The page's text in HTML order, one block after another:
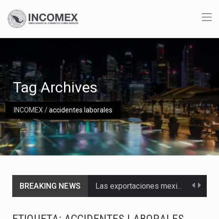
INCOMEX/accidentes laborales
Tag Archives
BREAKING NEWS Las exportaciones mexicanas de vehículos ligeros disminuyeron 9.67 % en julio a tasa anual, alcanzando…